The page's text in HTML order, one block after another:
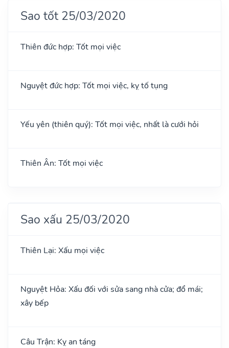
Sao tốt 25/03/2020
Thiên đức hợp: Tốt mọi việc
Nguyệt đức hợp: Tốt mọi việc, kỵ tố tụng
Yếu yên (thiên quý): Tốt mọi việc, nhất là cưới hỏi
Thiên Ân: Tốt mọi việc
Sao xấu 25/03/2020
Thiên Lại: Xấu mọi việc
Nguyệt Hỏa: Xấu đối với sửa sang nhà cửa; đổ mái;
xây bếp
Câu Trận: Kỵ an táng